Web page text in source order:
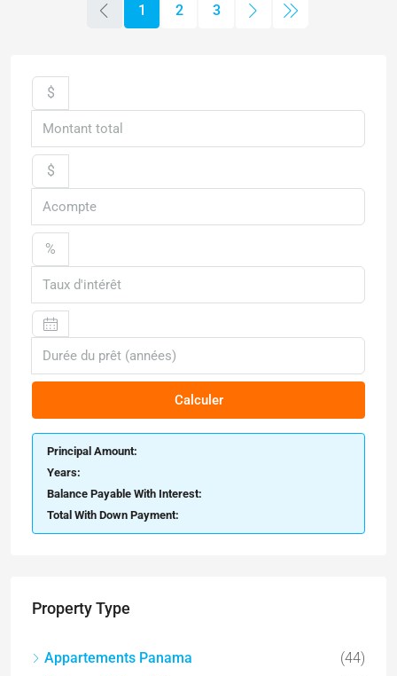
1 2 3
$
$
%
Calculer
Principal Amount:
Years:
Balance Payable With Interest:
Total With Down Payment:
Property Type
Appartements Panama
(44)